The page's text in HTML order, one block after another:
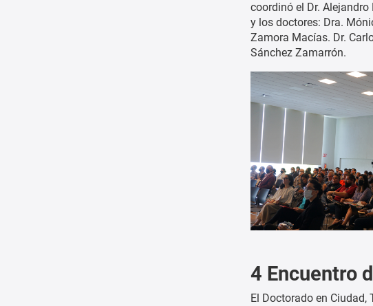
coordinó el Dr.
y los doctores: Dra.
Zamora Macías. Dr.
Sánchez Zamarrón.
4 Encuentro
El Doctorado en